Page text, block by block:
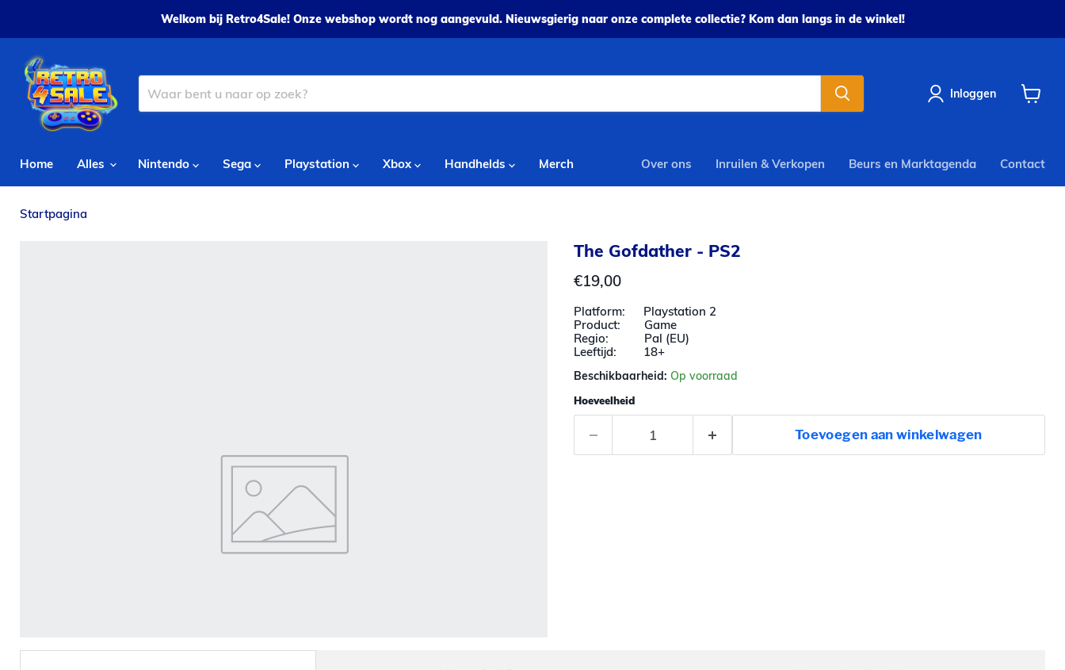
Welkom bij Retro4Sale! Onze webshop wordt nog aangevuld. Nieuwsgierig naar onze complete collectie? Kom dan langs in de winkel!
Inloggen
Home Alles Nintendo Sega Playstation Xbox Handhelds Merch Over ons Inruilen & Verkopen Beurs en Marktagenda Contact
Startpagina
The Gofdather - PS2
Huidige prijs
€19,00
Platform: Playstation 2
Product: Game
Regio: Pal (EU)
Leeftijd: 18+
Beschikbaarheid: Op voorraad
Hoeveelheid
Toevoegen aan winkelwagen